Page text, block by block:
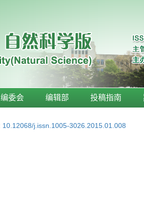
编委会 编辑部 投稿指南
10.12068/j.issn.1005-3026.2015.01.008